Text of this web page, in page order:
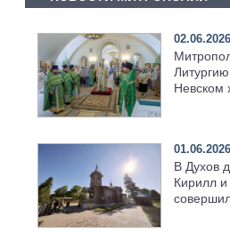
02.06.2026
Невском
01.06.2026
В Духов
Кирилл